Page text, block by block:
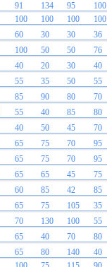
91 134 95 100
100 100 100 100
60 30 30 36
100 50 50 76
40 20 30 40
55 35 50 55
85 90 80 70
55 40 85 80
40 50 45 70
65 75 70 95
65 75 70 95
65 65 45 75
60 85 42 85
65 75 105 35
70 130 100 55
65 40 70 80
65 80 140 40